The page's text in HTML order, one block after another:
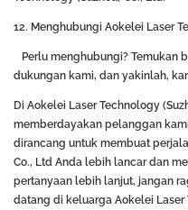
12. Menghubungi Aokelei Laser
Perlu menghubungi? Temukan
dukungan kami, dan yakinlah,
Di Aokelei Laser Technology
memberdayakan pelanggan
dirancang untuk membuat
Co., Ltd Anda lebih lancar dan
pertanyaan lebih lanjut, jangan
datang di keluarga Aokelei Laser